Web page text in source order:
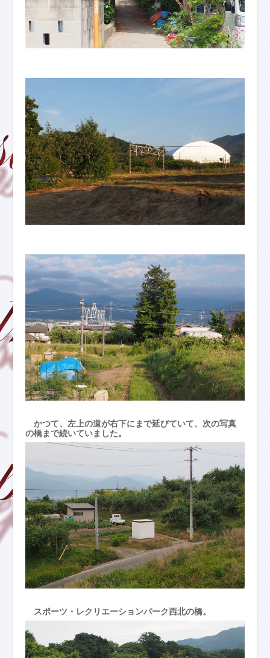
かつて、左上の道が右下にまで延びていて、次の写真
の橋まで続いていました。
スポーツ・レクリエーションパーク西北の橋。